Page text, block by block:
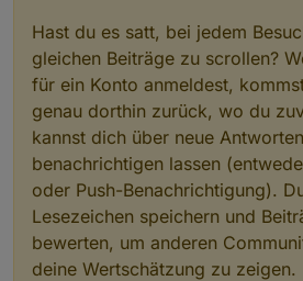
Hast du es satt, bei jedem
gleichen Beiträge zu scrollen?
für ein Konto anmeldest,
genau dorthin zurück, wo du
kannst dich über neue Antworten
benachrichtigen lassen
oder Push-Benachrichtigung).
Lesezeichen speichern und
bewerten, um anderen
deine Wertschätzung zu zeigen.